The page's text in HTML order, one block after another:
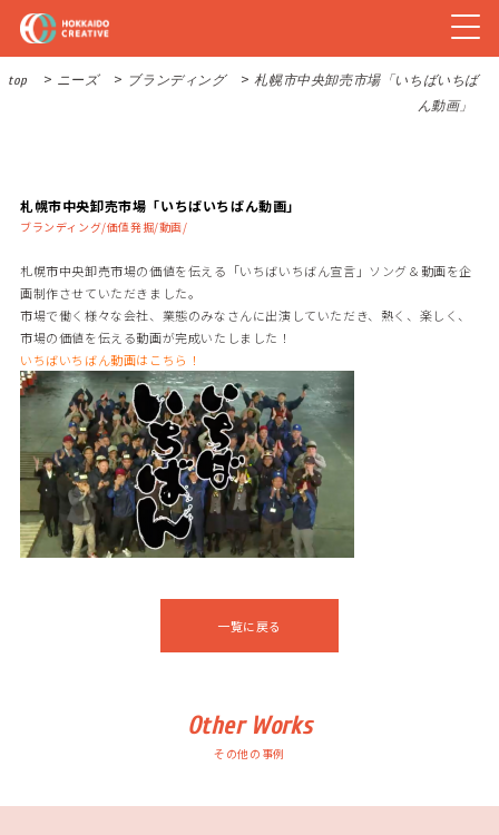
top > ニーズ > ブランディング >札幌市中央卸売市場「いちばいちば
ん動画」
札幌市中央卸売市場「いちばいちばん動画」
ブランディング/価値発掘/動画/
札幌市中央卸売市場の価値を伝える「いちばいちばん宣言」ソング＆動画を企
画制作させていただきました。
市場で働く様々な会社、業態のみなさんに出演していただき、熱く、楽しく、
市場の価値を伝える動画が完成いたしました！
いちばいちばん動画はこちら！
一覧に戻る
Other Works
その他の事例